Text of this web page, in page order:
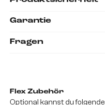
Garantie
Fragen
Flex Zubehör
Optional kannst du